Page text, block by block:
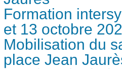
Formation
et 13 octobre
Mobilisation du
place Jean